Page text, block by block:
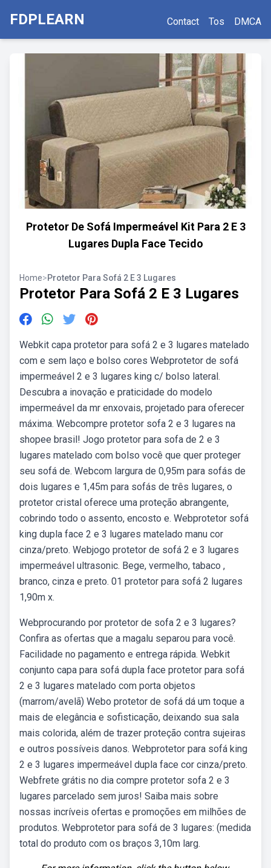
FDPLEARN Contact Tos DMCA
Protetor De Sofá Impermeável Kit Para 2 E 3
Lugares Dupla Face Tecido
Home>Protetor Para Sofá 2 E 3 Lugares
Protetor Para Sofá 2 E 3 Lugares
Webkit capa protetor para sofá 2 e 3 lugares matelado
com e sem laço e bolso cores Webprotetor de sofá
impermeável 2 e 3 lugares king c/ bolso lateral.
Descubra a inovação e praticidade do modelo
impermeável da mr enxovais, projetado para oferecer
máxima. Webcompre protetor sofa 2 e 3 lugares na
shopee brasil! Jogo protetor para sofa de 2 e 3
lugares matelado com bolso você que quer proteger
seu sofá de. Webcom largura de 0,95m para sofás de
dois lugares e 1,45m para sofás de três lugares, o
protetor cristal oferece uma proteção abrangente,
cobrindo todo o assento, encosto e. Webprotetor sofá
king dupla face 2 e 3 lugares matelado manu cor
cinza/preto. Webjogo protetor de sofá 2 e 3 lugares
impermeável ultrasonic. Bege, vermelho, tabaco ,
branco, cinza e preto. 01 protetor para sofá 2 lugares
1,90m x.
Webprocurando por protetor de sofa 2 e 3 lugares?
Confira as ofertas que a magalu separou para você.
Facilidade no pagamento e entrega rápida. Webkit
conjunto capa para sofá dupla face protetor para sofá
2 e 3 lugares matelado com porta objetos
(marrom/avelã) Webo protetor de sofá dá um toque a
mais de elegância e sofisticação, deixando sua sala
mais colorida, além de trazer proteção contra sujeiras
e outros possíveis danos. Webprotetor para sofá king
2 e 3 lugares impermeável dupla face cor cinza/preto.
Webfrete grátis no dia compre protetor sofa 2 e 3
lugares parcelado sem juros! Saiba mais sobre
nossas incríveis ofertas e promoções em milhões de
produtos. Webprotetor para sofá de 3 lugares: (medida
total do produto com os braços 3,10m larg.